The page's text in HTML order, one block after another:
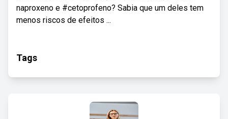
naproxeno e #cetoprofeno? Sabia que um deles tem
menos riscos de efeitos ...
Tags